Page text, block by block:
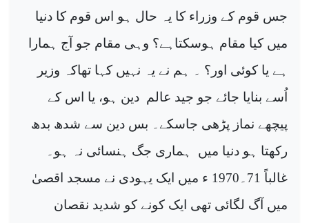
جس قوم کے وزراء کا یہ حال ہو اس قوم کا دنیا
میں کیا مقام ہوسکتاہے؟ وہی مقام جو آج ہمارا
ہے یا کوئی اور؟ ۔ ہم نے یہ نہیں کہا تھاکہ وزیر
اُسے بنایا جائے جو جید عالم دین ہو، یا اس کے
پیچھے نماز پڑھی جاسکے۔ بس دین سے شدھ بدھ
رکھتا ہو دنیا میں
ہماری جگ ہنسائی نہ ہو۔
غالباً 71۔1970 ء میں ایک یہودی نے مسجد اقصیٰ
میں آگ لگائی تھی ایک کونے کو شدید نقصان